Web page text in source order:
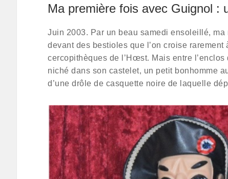
Ma première fois avec Guignol :
Juin 2003. Par un beau samedi ensoleillé, ma
devant des bestioles que l’on croise
cercopithèques de l’Hœst. Mais entre
niché dans son castelet, un petit bonhomme
d’une drôle de casquette noire de laquelle